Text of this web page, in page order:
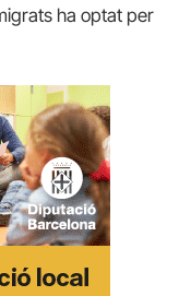
ha optat per